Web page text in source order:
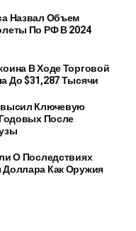
Назвал Объем
По РФ В 2024
В Ходе Торговой
До $31,287 Тысячи
Ключевую
После
О Последствиях
Доллара Как Оружия